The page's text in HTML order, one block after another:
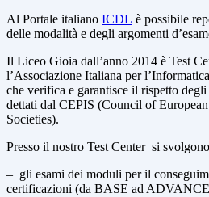
Al Portale italiano ICDL è possibile
delle modalità e degli argomenti
Il Liceo Gioia dall’anno 2014 è Test
l’Associazione Italiana per
che verifica e garantisce il rispetto
dettati dal CEPIS (Council of
Societies).
Presso il nostro Test Center si
– gli esami dei moduli per il
certificazioni (da BASE ad